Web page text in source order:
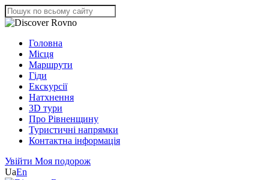
Головна
Місця
Маршрути
Гіди
Екскурсії
Натхнення
3D тури
Про Рівненщину
Туристичні напрямки
Контактна інформація
Увійти Моя подорож
UaEn